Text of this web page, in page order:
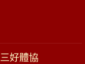
三好體協